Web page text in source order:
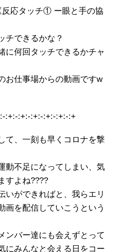
応タッチ① ー眼と手の協
チできるかな？
に何回タッチできるかチャ
お仕事場からの動画ですw
:+:-:+:-:+:-:+:-:+:-:+
て、一刻も早くコロナを撃
動不足になってしまい、気
すよね????
いができればと、我らエリ
画を配信していこうという
ンバー達にも会えずとって
にみんなと会える日をコー